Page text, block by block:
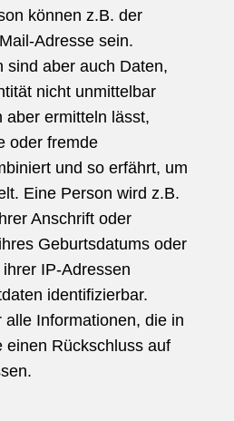
können z.B. der
Adresse sein.
sind aber auch Daten,
nicht unmittelbar
aber ermitteln lässt,
oder fremde
und so erfährt, um
Eine Person wird z.B.
Anschrift oder
Geburtsdatums oder
IP-Adressen
identifizierbar.
alle Informationen, die in
einen Rückschluss auf